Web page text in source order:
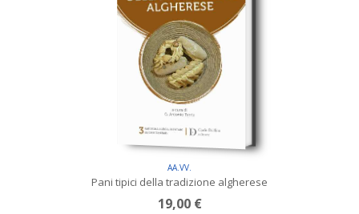
AA.VV.
Pani tipici della tradizione algherese
19,00 €